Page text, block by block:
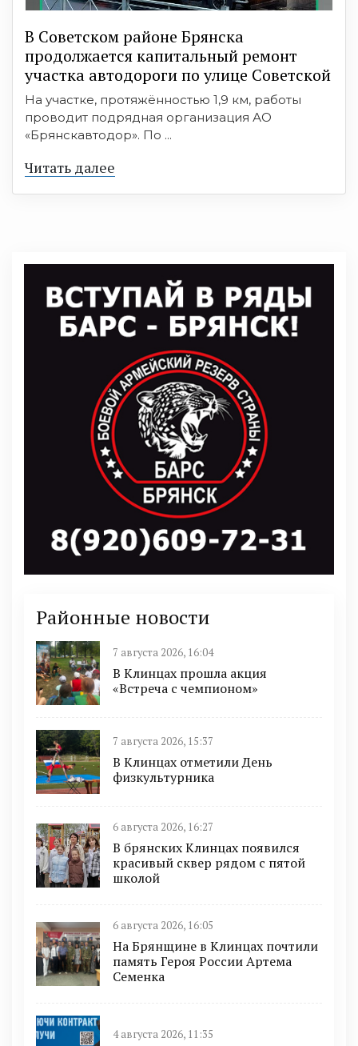
В Советском районе Брянска
продолжается капитальный ремонт
участка автодороги по улице Советской
На участке, протяжённостью 1,9 км, работы
проводит подрядная организация АО
«Брянскавтодор». По ...
Читать далее
Районные новости
7 августа 2026, 16:04
В Клинцах прошла акция
«Встреча с чемпионом»
7 августа 2026, 15:37
В Клинцах отметили День
физкультурника
6 августа 2026, 16:27
В брянских Клинцах появился
красивый сквер рядом с пятой
школой
6 августа 2026, 16:05
На Брянщине в Клинцах почтили
память Героя России Артема
Семенка
4 августа 2026, 11:35